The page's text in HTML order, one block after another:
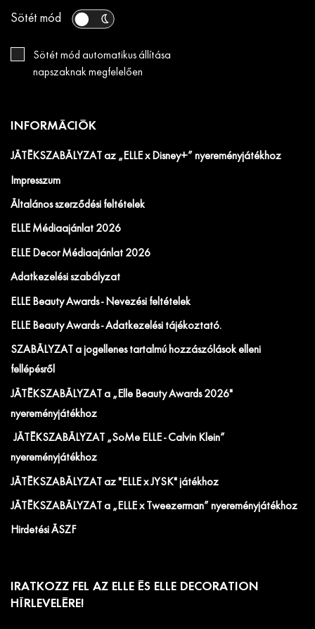
Sötét mód
Sötét mód automatikus állítása
napszaknak megfelelően
INFORMÁCIÓK
JÁTÉKSZABÁLYZAT az „ELLE x Disney+” nyereményjátékhoz
Impresszum
Általános szerződési feltételek
ELLE Médiaajánlat 2026
ELLE Decor Médiaajánlat 2026
Adatkezelési szabályzat
ELLE Beauty Awards - Nevezési feltételek
ELLE Beauty Awards - Adatkezelési tájékoztató.
SZABÁLYZAT a jogellenes tartalmú hozzászólások elleni
fellépésről
JÁTÉKSZABÁLYZAT a „Elle Beauty Awards 2026"
nyereményjátékhoz
JÁTÉKSZABÁLYZAT „SoMe ELLE - Calvin Klein”
nyereményjátékhoz
JÁTÉKSZABÁLYZAT az "ELLE x JYSK" játékhoz
JÁTÉKSZABÁLYZAT a „ELLE x Tweezerman” nyereményjátékhoz
Hirdetési ÁSZF
IRATKOZZ FEL AZ ELLE ÉS ELLE DECORATION
HÍRLEVELÉRE!